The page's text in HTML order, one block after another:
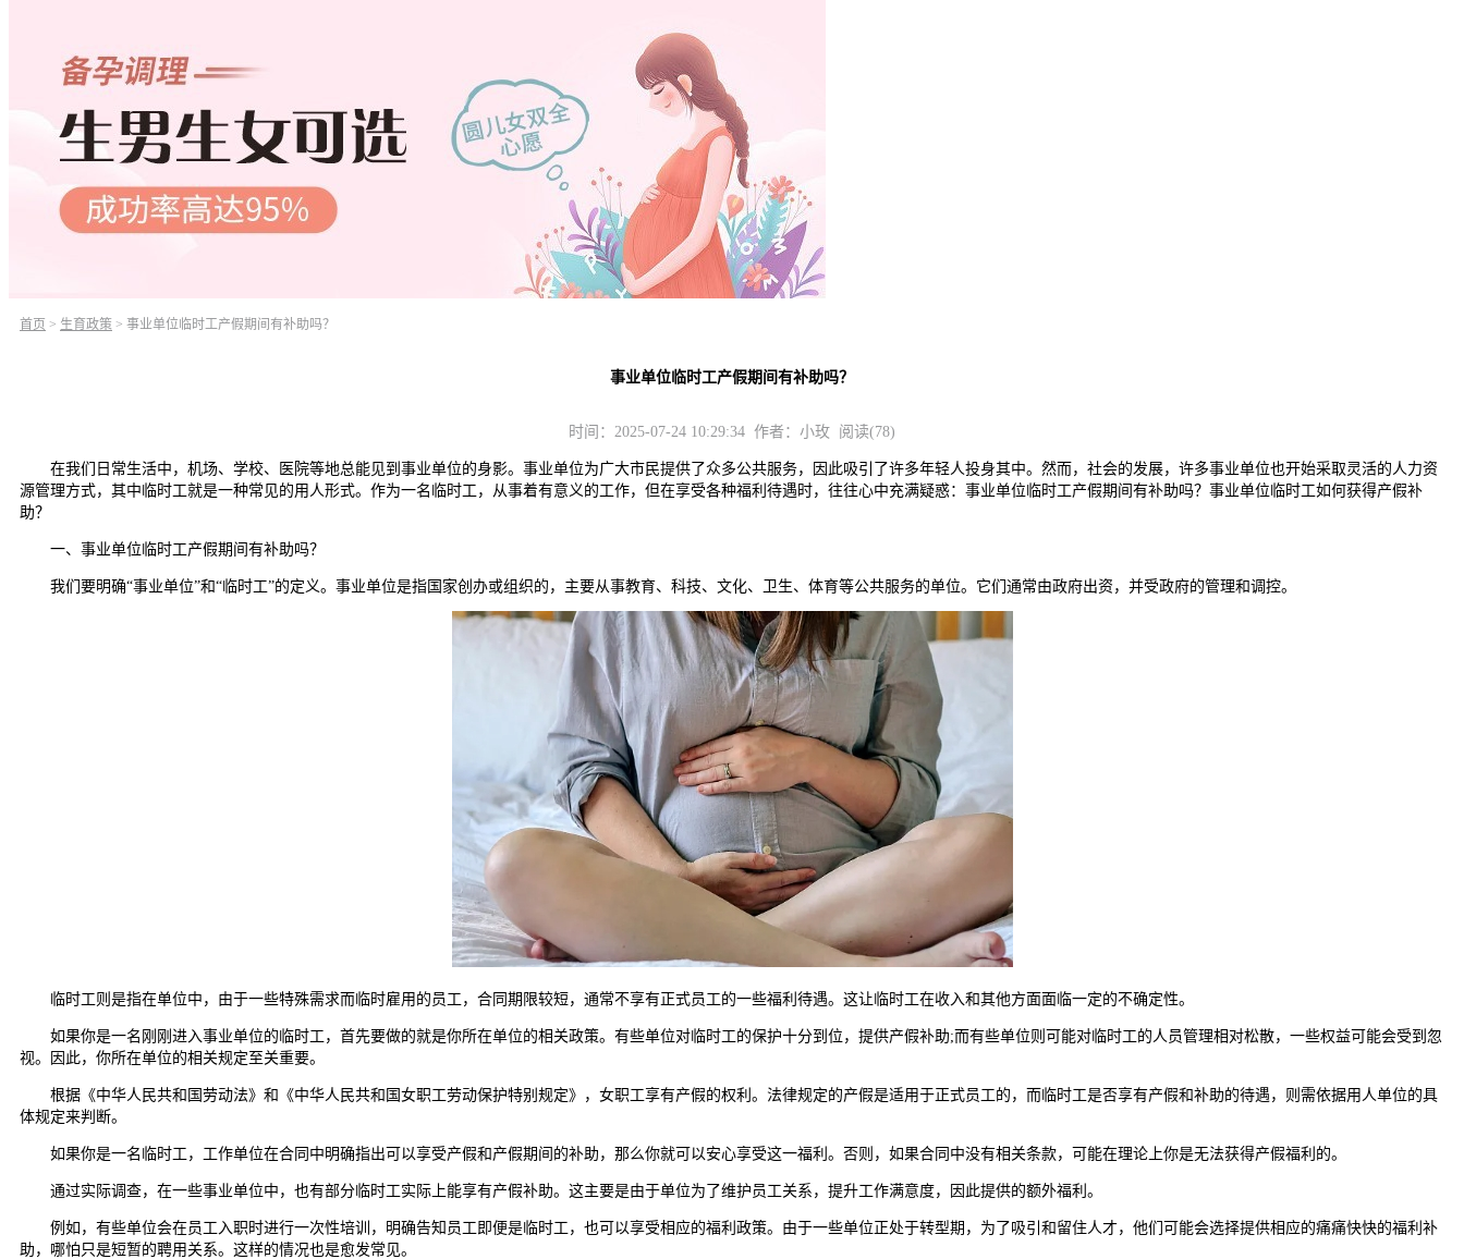
首页 > 生育政策 > 事业单位临时工产假期间有补助吗？
事业单位临时工产假期间有补助吗？
时间：2025-07-24 10:29:34 作者：小玫 阅读(78)
在我们日常生活中，机场、学校、医院等地总能见到事业单位的身影。事业单位为广大市民提供了众多公共服务，因此吸引了许多年轻人投身其中。然而，社会的发展，许多事业单位也开始采取灵活的人力资
源管理方式，其中临时工就是一种常见的用人形式。作为一名临时工，从事着有意义的工作，但在享受各种福利待遇时，往往心中充满疑惑：事业单位临时工产假期间有补助吗？事业单位临时工如何获得产假补
助？
一、事业单位临时工产假期间有补助吗？
我们要明确“事业单位”和“临时工”的定义。事业单位是指国家创办或组织的，主要从事教育、科技、文化、卫生、体育等公共服务的单位。它们通常由政府出资，并受政府的管理和调控。
临时工则是指在单位中，由于一些特殊需求而临时雇用的员工，合同期限较短，通常不享有正式员工的一些福利待遇。这让临时工在收入和其他方面面临一定的不确定性。
如果你是一名刚刚进入事业单位的临时工，首先要做的就是你所在单位的相关政策。有些单位对临时工的保护十分到位，提供产假补助;而有些单位则可能对临时工的人员管理相对松散，一些权益可能会受到忽
视。因此，你所在单位的相关规定至关重要。
根据《中华人民共和国劳动法》和《中华人民共和国女职工劳动保护特别规定》，女职工享有产假的权利。法律规定的产假是适用于正式员工的，而临时工是否享有产假和补助的待遇，则需依据用人单位的具
体规定来判断。
如果你是一名临时工，工作单位在合同中明确指出可以享受产假和产假期间的补助，那么你就可以安心享受这一福利。否则，如果合同中没有相关条款，可能在理论上你是无法获得产假福利的。
通过实际调查，在一些事业单位中，也有部分临时工实际上能享有产假补助。这主要是由于单位为了维护员工关系，提升工作满意度，因此提供的额外福利。
例如，有些单位会在员工入职时进行一次性培训，明确告知员工即便是临时工，也可以享受相应的福利政策。由于一些单位正处于转型期，为了吸引和留住人才，他们可能会选择提供相应的痛痛快快的福利补
助，哪怕只是短暂的聘用关系。这样的情况也是愈发常见。